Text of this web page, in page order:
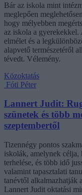
Bár az iskola mint
meglepően
hogy mélyebben
az iskola a gyerekekkel.
elmélet és a
alapvető természetéről
tévedt. Vélemény.
Közoktatás
Fóti Péter
Lannert Judit:
szünetek és több
szeptembertől
Tizennégy pontos
iskolák, amelynek célja,
terhelése, és több idő
valamint tapasztalati
tanévtől alkalmazhatják
Lannert Judit oktatási